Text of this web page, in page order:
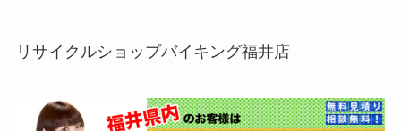
リサイクルショップバイキング福井店